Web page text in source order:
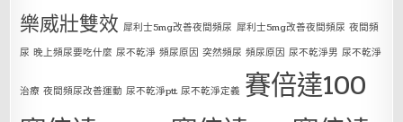
樂威壯雙效 犀利士5mg改善夜間頻尿 犀利士5mg改善夜間頻尿 夜間頻
尿 晚上頻尿要吃什麼 尿不乾淨 頻尿原因 突然頻尿 頻尿原因 尿不乾淨男 尿不乾淨
治療 夜間頻尿改善運動 尿不乾淨ptt 尿不乾淨定義 賽倍達100